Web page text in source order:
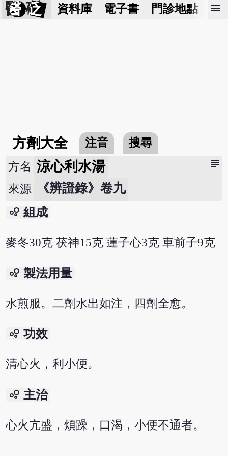
醫 砭 資料庫 電子書 門診地點 預
menu
方劑大全 注音 搜尋
subject
方名 涼心利水湯
來源 《辨證錄》卷九
bubble_chart 組成
麥冬30克 茯神15克 蓮子心3克 車前子9克
bubble_chart 製法用量
水煎服。二劑水出如注，四劑全愈。
bubble_chart 功效
清心火，利小便。
bubble_chart 主治
心火亢盛，煩躁，口渴，小便不通者。